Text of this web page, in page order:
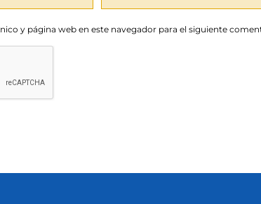
y página web en este navegador para el siguiente